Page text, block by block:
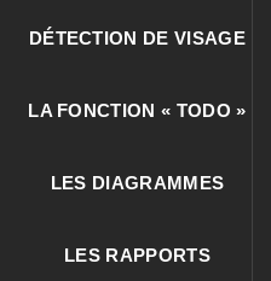
DÉTECTION DE VISAGE
LA FONCTION « TODO »
LES DIAGRAMMES
LES RAPPORTS